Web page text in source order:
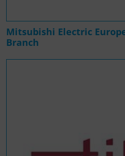
Mitsubishi Electric
Branch